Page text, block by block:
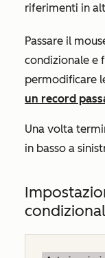
riferimenti in
Passare il
condizionale e
permodificare
un record
Una volta
in basso a